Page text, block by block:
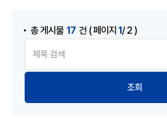
총 게시물 17 건 ( 페이지 1/ 2 )